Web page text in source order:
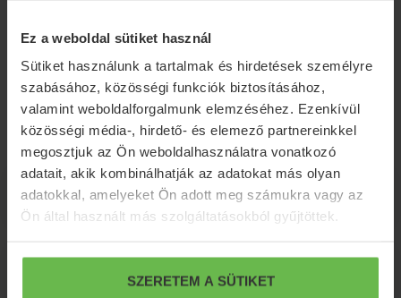
Ez a weboldal sütiket használ
Sütiket használunk a tartalmak és hirdetések személyre
szabásához, közösségi funkciók biztosításához,
valamint weboldalforgalmunk elemzéséhez. Ezenkívül
közösségi média-, hirdető- és elemező partnereinkkel
megosztjuk az Ön weboldalhasználatra vonatkozó
adatait, akik kombinálhatják az adatokat más olyan
adatokkal, amelyeket Ön adott meg számukra vagy az
Ön által használt más szolgáltatásokból gyűjtöttek.
SZERETEM A SÜTIKET
Fürdőköpeny használat
Korlátlan internet használat
További információk
Lemondási feltételek